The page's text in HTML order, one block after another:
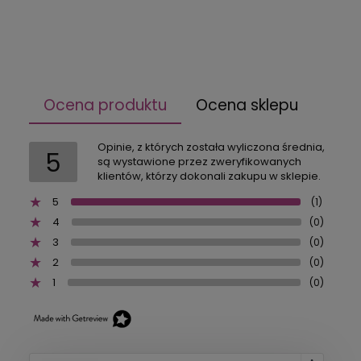
Ocena produktu Ocena sklepu
5
Opinie, z których została wyliczona średnia,
są wystawione przez zweryfikowanych
klientów, którzy dokonali zakupu w sklepie.
5
(1)
4 (0)
3 (0)
2 (0)
1 (0)